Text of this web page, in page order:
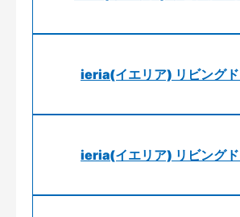
ieria(イエリア) リビング
ieria(イエリア) リビング